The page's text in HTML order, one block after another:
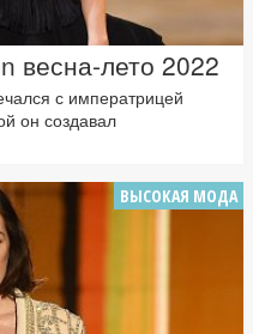
весна-лето 2022
с императрицей
он создавал
ВЫСОКАЯ МОДА